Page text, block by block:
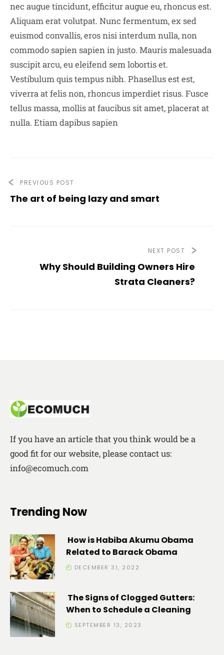
nec augue tincidunt, efficitur augue eu, rhoncus est.
Aliquam erat volutpat. Nunc fermentum, ex sed
euismod convallis, eros nisi interdum nulla, non
commodo sapien sapien in justo. Mauris malesuada
suscipit arcu, eu eleifend sem lobortis et.
Vestibulum quis tempus nibh. Phasellus est est,
viverra at felis non, rhoncus imperdiet risus. Fusce
tellus massa, mollis at faucibus sit amet, placerat at
nulla. Etiam dapibus sapien
PREVIOUS POST
The art of being lazy and smart
NEXT POST
Why Should Building Owners Hire
Strata Cleaners?
If you have an article that you think would be a
good fit for our website, please contact us:
info@ecomuch.com
Trending Now
How is Habiba Akumu Obama
Related to Barack Obama
DECEMBER 31, 2022
The Signs of Clogged Gutters:
When to Schedule a Cleaning
SEPTEMBER 13, 2023